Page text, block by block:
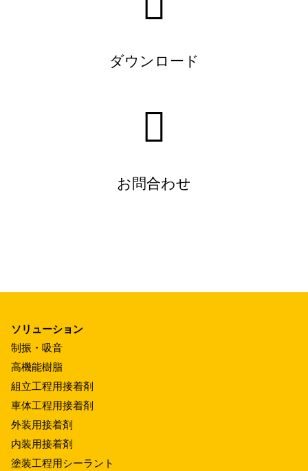
ダウンロード
お問合わせ
ソリューション
制振・吸音
高機能樹脂
組立工程用接着剤
車体工程用接着剤
外装用接着剤
内装用接着剤
塗装工程用シーラント